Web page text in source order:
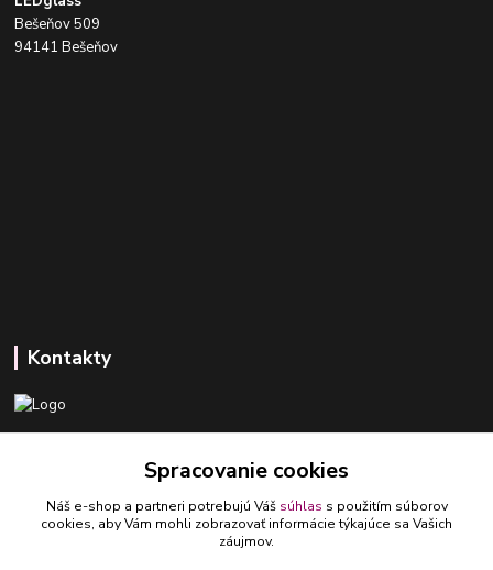
Bešeňov 509
94141 Bešeňov
Kontakty
ledlumar@ledlumar.sk
Spracovanie cookies
Náš e-shop a partneri potrebujú Váš súhlas s použitím súborov
cookies, aby Vám mohli zobrazovať informácie týkajúce sa Vašich
záujmov.